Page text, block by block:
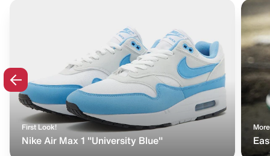
First Look!
Nike Air Max 1 "University Blue"